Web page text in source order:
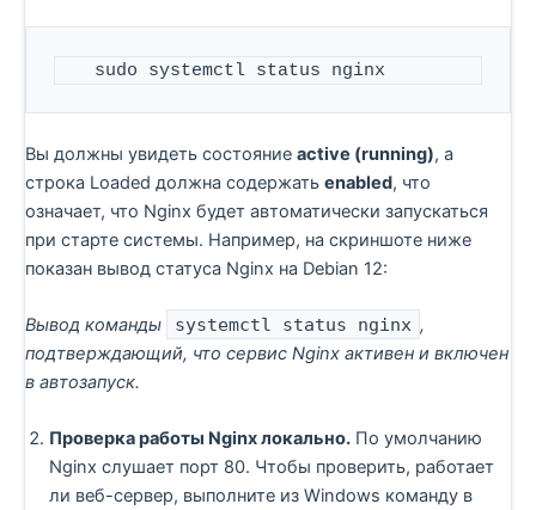
   sudo systemctl status nginx
Вы должны увидеть состояние active (running), а
строка Loaded должна содержать enabled, что
означает, что Nginx будет автоматически запускаться
при старте системы. Например, на скриншоте ниже
показан вывод статуса Nginx на Debian 12:
Вывод команды systemctl status nginx ,
подтверждающий, что сервис Nginx активен и включен
в автозапуск.
Проверка работы Nginx локально. По умолчанию
Nginx слушает порт 80. Чтобы проверить, работает
ли веб-сервер, выполните из Windows команду в